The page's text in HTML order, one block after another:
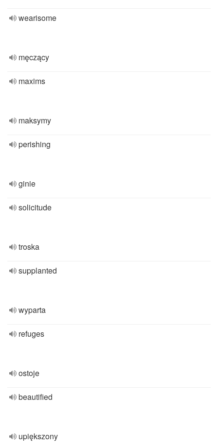
wearisome
męczący
maxims
maksymy
perishing
ginie
solicitude
troska
supplanted
wyparta
refuges
ostoje
beautified
upiększony